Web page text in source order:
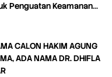
Penguatan Keamanan
CALON HAKIM AGUNG
ADA NAMA DR. DHIFLA